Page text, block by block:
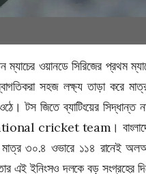
ম্যাচের ওয়ানডে সিরিজের প্রথম
সহজ লক্ষ্য তাড়া করে
টস জিতে ব্যাটিংয়ের সিদ্ধান্ত
cricket team।
মাত্র ৩০.৪ ওভারে ১১৪ রানেই
এই ইনিংসও দলকে বড় সংগ্রহের